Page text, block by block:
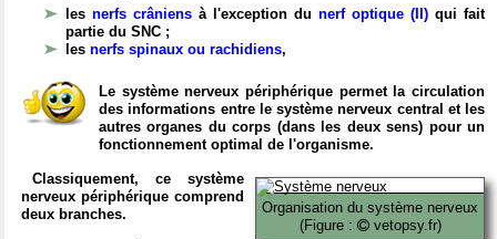
les nerfs crâniens à l'exception du nerf optique (II) qui fait
partie du SNC ;
les nerfs spinaux ou rachidiens,
Le système nerveux périphérique permet la circulation
des informations entre le système nerveux central et les
autres organes du corps (dans les deux sens) pour un
fonctionnement optimal de l'organisme.
Organisation du système nerveux
(Figure :
vetopsy.fr)
Classiquement, ce système
nerveux périphérique comprend
deux branches.